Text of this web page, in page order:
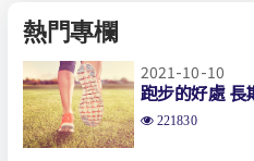
熱門專欄
2021-10-10
跑步的好處 長
221830